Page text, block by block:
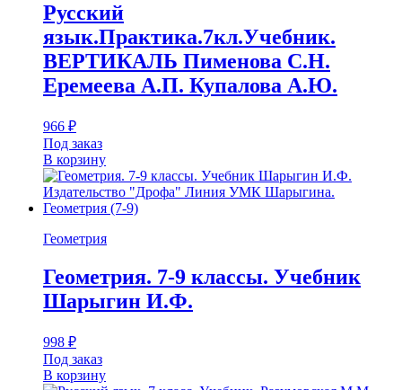
Русский
язык.Практика.7кл.Учебник.
ВЕРТИКАЛЬ Пименова С.Н.
Еремеева А.П. Купалова А.Ю.
966 ₽
Под заказ
В корзину
Геометрия
Геометрия. 7-9 классы. Учебник
Шарыгин И.Ф.
998 ₽
Под заказ
В корзину